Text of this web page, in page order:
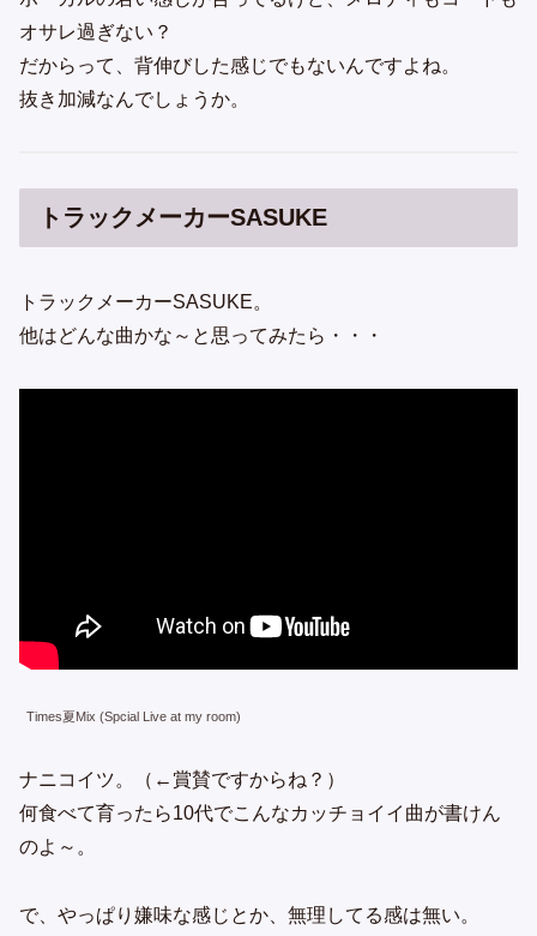
オサレ過ぎない？
だからって、背伸びした感じでもないんですよね。
抜き加減なんでしょうか。
トラックメーカーSASUKE
トラックメーカーSASUKE。
他はどんな曲かな～と思ってみたら・・・
Times夏Mix (Spcial Live at my room)
ナニコイツ。（←賞賛ですからね？）
何食べて育ったら10代でこんなカッチョイイ曲が書けん
のよ～。
で、やっぱり嫌味な感じとか、無理してる感は無い。